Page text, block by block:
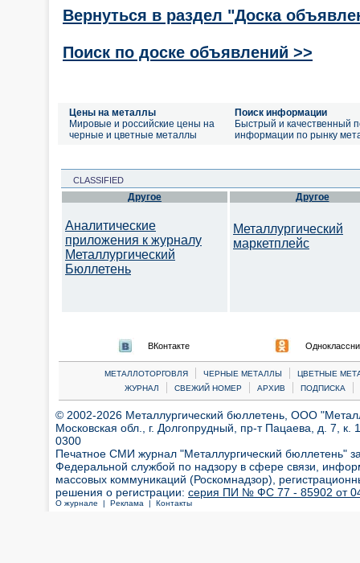
Вернуться в раздел "Доска
Поиск по доске объявлений >>
Цены на металлы
Мировые и российские цены на
черные и цветные металлы
Поиск информации
Быстрый и качественный
информации по рынку
CLASSIFIED
Другое
Аналитические
приложения к журналу
Металлургический
Бюллетень
Другое
Металлургический
маркетплейс
ВКонтакте
МЕТАЛЛОТОРГОВЛЯ | ЧЕРНЫЕ МЕТАЛЛЫ |
ЦВЕТНЫЕ
ЖУРНАЛ
| СВЕЖИЙ НОМЕР | АРХИВ | ПОДПИСКА |
© 2002-2026 Металлургический бюллетень, ООО
Московская обл., г. Долгопрудный, пр-т Пацаева, д. 7,
0300
Печатное СМИ журнал "Металлургический бюллетень"
Федеральной службой по надзору в сфере связи,
массовых коммуникаций (Роскомнадзор),
решения о регистрации: серия ПИ № ФС 77 - 85902 от 04
О журнале | Реклама | Контакты